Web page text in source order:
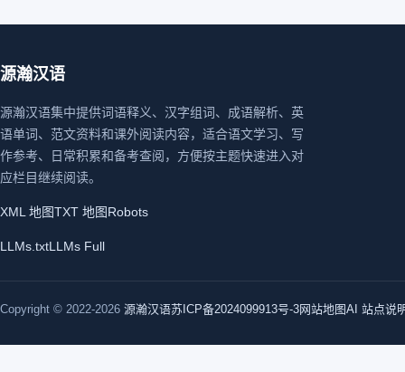
源瀚汉语
源瀚汉语集中提供词语释义、汉字组词、成语解析、英
语单词、范文资料和课外阅读内容，适合语文学习、写
作参考、日常积累和备考查阅，方便按主题快速进入对
应栏目继续阅读。
XML 地图TXT 地图Robots
LLMs.txtLLMs Full
Copyright © 2022-2026 源瀚汉语苏ICP备2024099913号-3网站地图AI 站点说